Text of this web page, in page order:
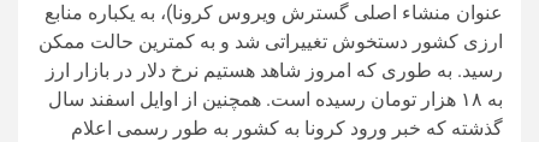
عنوان منشاء اصلی گسترش ویروس کرونا)، به یکباره منابع
ارزی کشور دستخوش تغییراتی شد و به کمترین حالت ممکن
رسید. به طوری که امروز شاهد هستیم نرخ دلار در بازار ارز
به ۱۸ هزار تومان رسیده است. همچنین از اوایل اسفند سال
گذشته که خبر ورود کرونا به کشور به طور رسمی اعلام